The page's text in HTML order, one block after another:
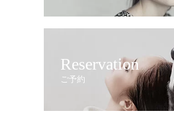
Reservation
ご予約